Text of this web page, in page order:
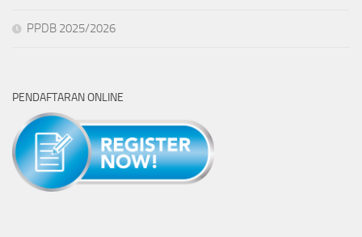
PPDB 2025/2026
PENDAFTARAN ONLINE